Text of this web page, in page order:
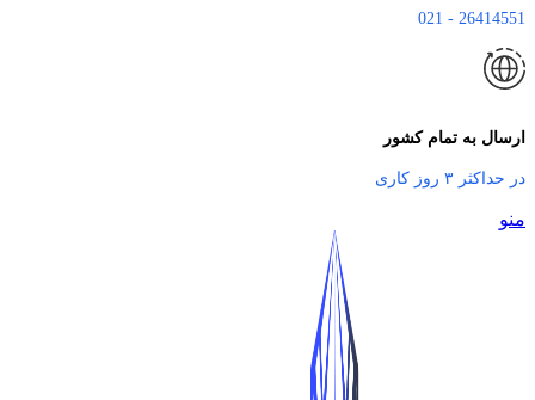
26414551 - 021
ارسال به تمام کشور
در حداکثر ۳ روز کاری
منو